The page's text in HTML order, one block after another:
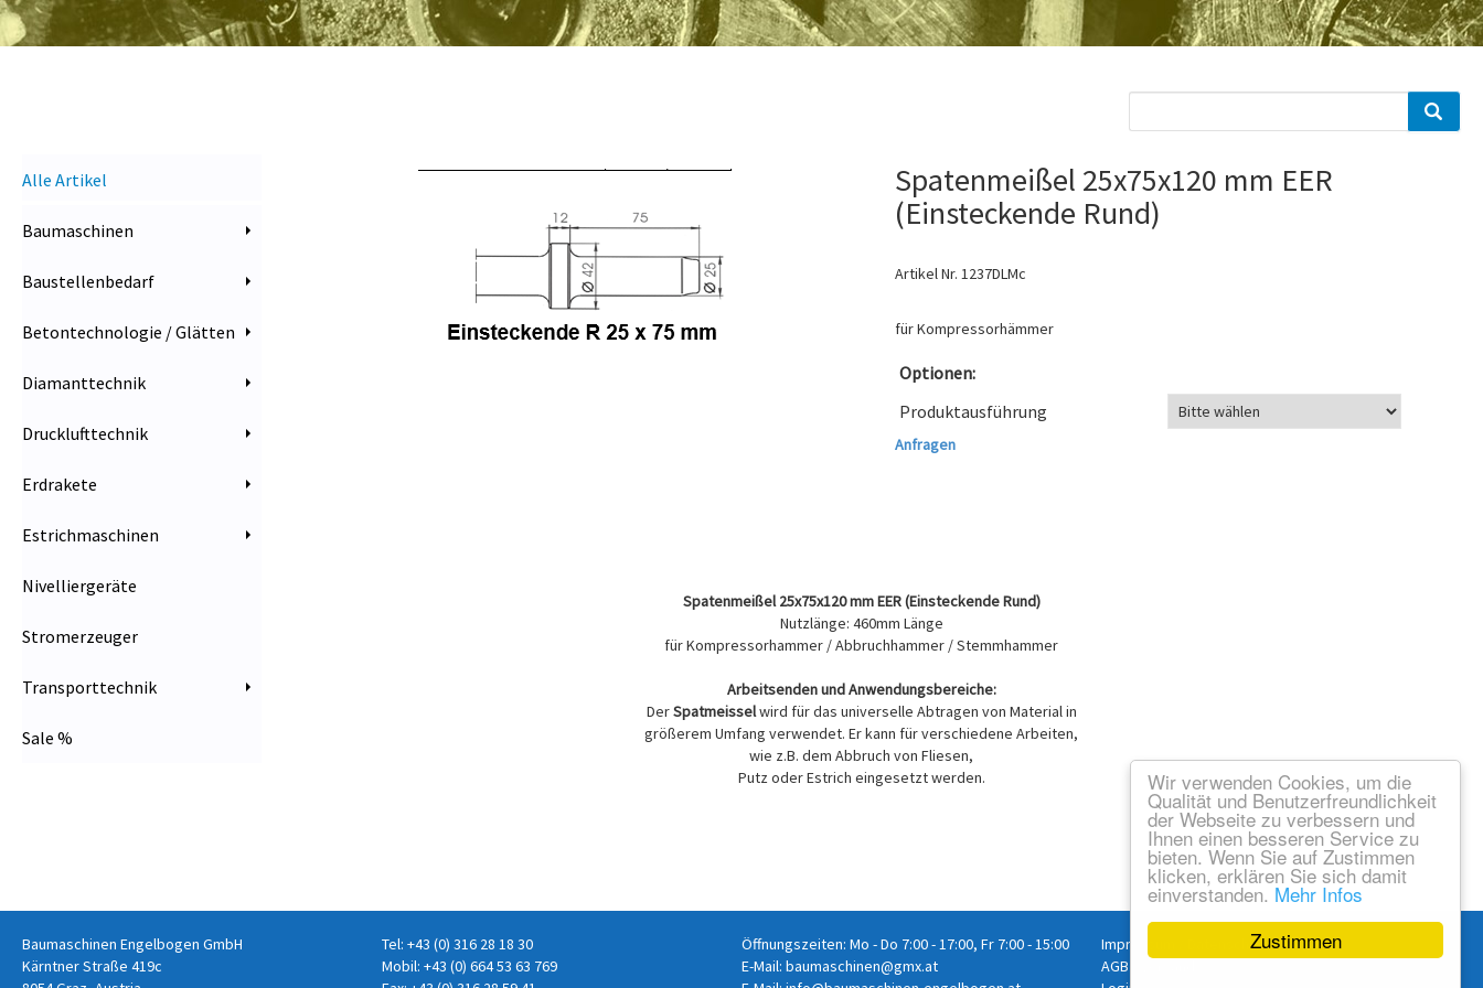
Zustimmen
Wir verwenden Cookies, um die
Qualität und Benutzerfreundlichkeit
der Webseite zu verbessern und
Ihnen einen besseren Service zu
bieten. Wenn Sie auf Zustimmen
klicken, erklären Sie sich damit
einverstanden. Mehr Infos
Alle Artikel
Baumaschinen
Baustellenbedarf
Betontechnologie / Glätten
Diamanttechnik
Drucklufttechnik
Erdrakete
Estrichmaschinen
Nivelliergeräte
Stromerzeuger
Transporttechnik
Sale %
Spatenmeißel 25x75x120 mm EER
(Einsteckende Rund)
Artikel Nr. 1237DLMc
für Kompressorhämmer
Optionen:
Produktausführung
Anfragen
Spatenmeißel 25x75x120 mm EER (Einsteckende Rund)
Nutzlänge: 460mm Länge
für Kompressorhammer / Abbruchhammer / Stemmhammer
Arbeitsenden und Anwendungsbereiche:
DerSpatmeisselwird für das universelle Abtragen von Material in
größerem Umfang verwendet. Er kann für verschiedene Arbeiten,
wie z.B. dem Abbruch von Fliesen,
Putz oder Estrich eingesetzt werden.
Baumaschinen Engelbogen GmbH
Kärntner Straße 419c
Tel: +43 (0) 316 28 18 30
Mobil: +43 (0) 664 53 63 769
Öffnungszeiten: Mo - Do 7:00 - 17:00, Fr 7:00 - 15:00
E-Mail: baumaschinen@gmx.at
Impressum
Datenschutz
AGB